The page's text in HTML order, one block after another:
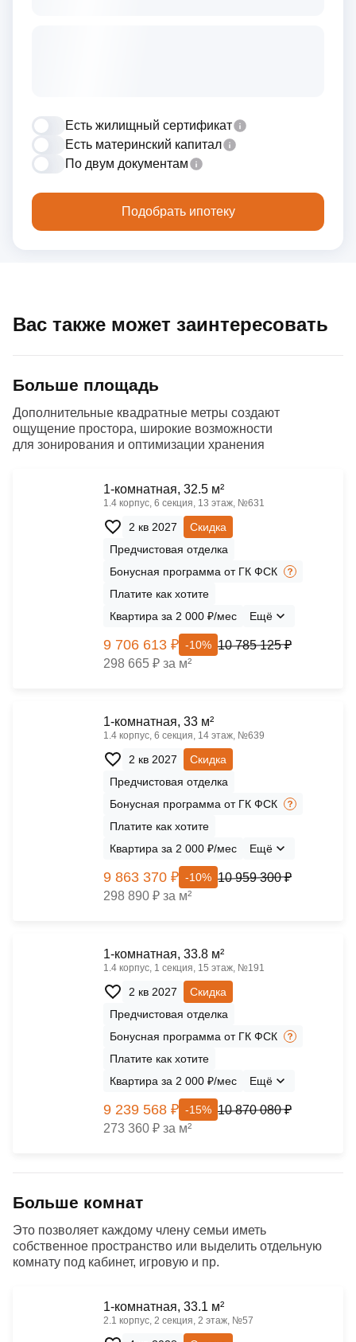
Есть жилищный сертификат
Есть материнский капитал
По двум документам
Подобрать ипотеку
Вас также может заинтересовать
Больше площадь
Дополнительные квадратные метры создают
ощущение простора, широкие возможности
для зонирования и оптимизации хранения
1-комнатная, 32.5 м²
1.4 корпус, 6 секция, 13 этаж, №631
2 кв 2027
Скидка
Предчистовая отделка
Бонусная программа от ГК ФСК
Платите как хотите
Квартира за 2 000 ₽/мес
Ещё
9 706 613 ₽ -10% 10 785 125 ₽
298 665 ₽ за м²
1-комнатная, 33 м²
1.4 корпус, 6 секция, 14 этаж, №639
2 кв 2027
Скидка
Предчистовая отделка
Бонусная программа от ГК ФСК
Платите как хотите
Квартира за 2 000 ₽/мес
Ещё
9 863 370 ₽ -10% 10 959 300 ₽
298 890 ₽ за м²
1-комнатная, 33.8 м²
1.4 корпус, 1 секция, 15 этаж, №191
2 кв 2027
Скидка
Предчистовая отделка
Бонусная программа от ГК ФСК
Платите как хотите
Квартира за 2 000 ₽/мес
Ещё
9 239 568 ₽ -15% 10 870 080 ₽
273 360 ₽ за м²
Больше комнат
Это позволяет каждому члену семьи иметь
собственное пространство или выделить отдельную
комнату под кабинет, игровую и пр.
1-комнатная, 33.1 м²
2.1 корпус, 2 секция, 2 этаж, №57